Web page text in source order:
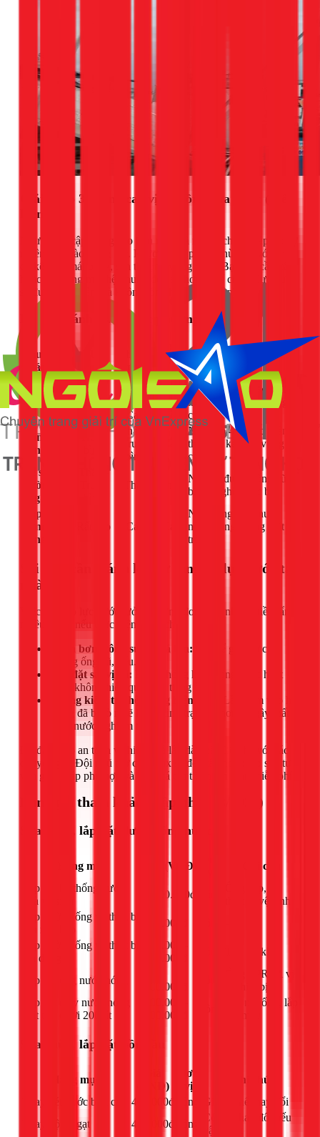
Giải pháp 3: Nâng cao vị trí bồn chứa nước (Tiết
kiệm)
Như đã đề cập, nâng cao bồn nước là một cách tăng áp lực tự
nhiên dựa vào trọng lực. Phương pháp này phù hợp với nhà
có kết cấu mái bằng, sân thượng vững chắc. Bạn chỉ cần xây
hoặc gia công một hệ khung đỡ cao hơn vị trí cũ, áp lực nước
sẽ được cải thiện mà không tốn chi phí vận hành.
Bảng so sánh nhanh các phương pháp
Phương
pháp
quả
lắp đặt
phức
tạp
Phù hợp nhất cho
Lắp bơm
tăng áp
Rất cao
Trung
bình -
Cao
Trung
bình
Mọi loại nhà, đặc biệt là
nhà nhiều tầng, chung
cư.
Nâng cao
bồn nước
Thấp -
Trung
bình
Nhà cấp 4, nhà có sân
thượng, kết cấu vững
chắc.
Vệ sinh
đường
ống
Thấp
Nhà có đường ống cũ,
bị tắc nghẽn cục bộ.
Lắp 2
bơm
nóng-lạnh
Rất cao Cao
Nhà dùng máy nước
nóng năng lượng mặt
trời.
Sai lầm cần tránh khi tự tăng áp lực nước tại
nhà
Việc tăng áp lực nước tưởng chừng đơn giản nhưng tiềm ẩn
nhiều rủi ro nếu thực hiện sai cách:
Chọn bơm công suất quá lớn: Có thể gây vỡ các
đường ống cũ, yếu.
Lắp đặt sai vị trí: Bơm không hoạt động hoặc hoạt
động không hiệu quả, gây tiếng ồn lớn.
Không kiểm tra hệ thống hiện hữu:
Lắp bơm vào hệ
thống đã bị rò rỉ sẽ khiến tình trạng tệ hơn và gây thất
thoát nước nghiêm trọng.
Để đảm bảo an toàn và hiệu quả lâu dài, hãy liên hệ với các
chuyên gia. Đội ngũ thợ của 1Fix sẽ đến tận nơi khảo sát, tư
vấn giải pháp phù hợp và báo giá chi tiết hoàn toàn miễn phí.
Bảng giá tham khảo (Cập nhật 03/2026)
Sửa chữa, lắp đặt đường ống nước
Hạng mục Giá (VNĐ)
Ghi chú
Lắp đặt hệ thống nước
nhà vệ sinh
1.400.000đ
Ống cấp, xả,
thiết bị vệ sinh
Lắp đường ống và thiết bị
200.000đ
Lắp đường ống và thiết bị
gia dụng
200.000 -
600.000đ
Tùy độ khó
Lắp đặt ống nước nóng
200.000đ
Ống PPR tới vị
trí thiết bị
Lắp đặt máy nước nóng
mặt trời dưới 200 lít
300.000 -
500.000đ
Kết nối ống, lắp
Sửa chữa, lắp đặt bồn cầu
Hạng mục
(VNĐ)
Đơn
vị
Ghi chú
Thay két nước bồn cầu
400.000đ công
Giá có thể thay đổi
Thay bộ xả gạt
450.000đ công
Có thể thay đổi nếu
vật tư tốt